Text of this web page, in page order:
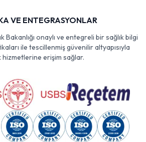
VE ENTEGRASYONLAR
Bakanlığı onaylı ve entegreli bir sağlık bilgi
ile tescillenmiş güvenilir altyapısıyla
hizmetlerine erişim sağlar.